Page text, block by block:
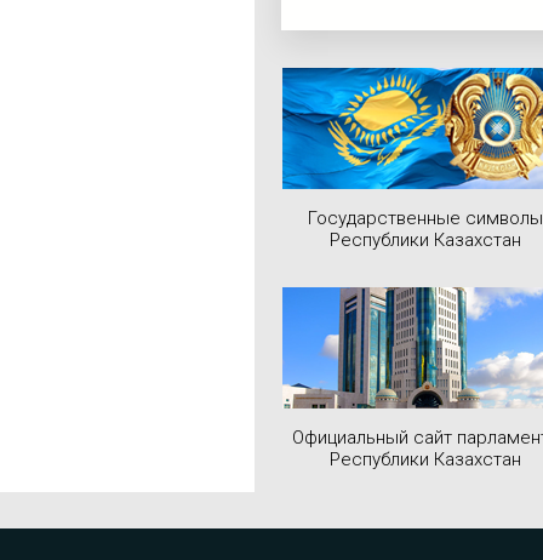
Государственные символы
Республики Казахстан
Официальный сайт
Республики Казахстан